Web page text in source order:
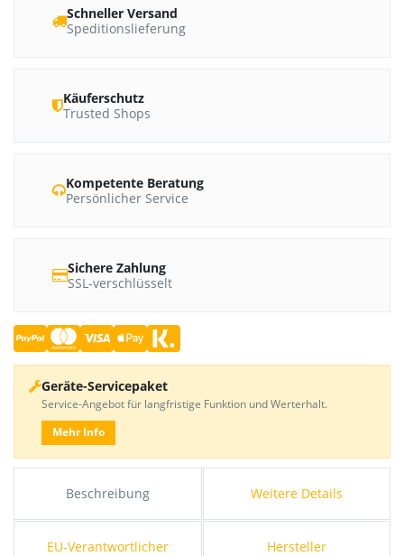
Beschreibung Weitere Details
EU-Verantwortlicher Hersteller
Schneller Versand
Speditionslieferung
Käuferschutz
Trusted Shops
Kompetente Beratung
Persönlicher Service
Sichere Zahlung
SSL-verschlüsselt
Geräte-Servicepaket
Service-Angebot für langfristige Funktion und Werterhalt.
Mehr Info